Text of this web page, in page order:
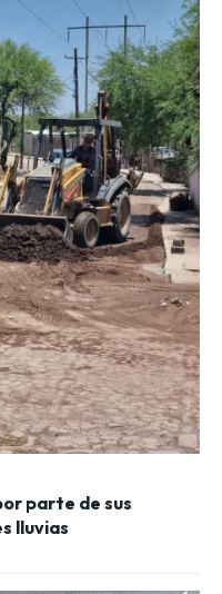
parte de sus
lluvias